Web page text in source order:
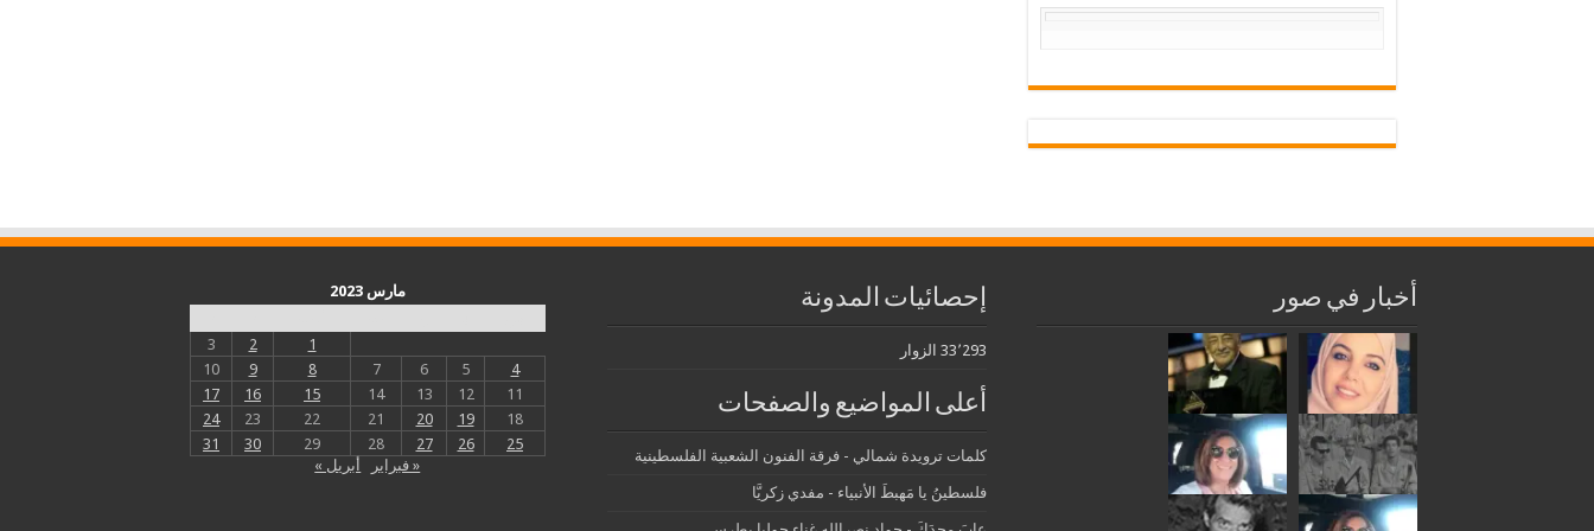
أخبار في صور إحصائيات المدونة
33٬293 الزوار
أعلى المواضيع والصفحات
كلمات ترويدة شمالي - فرقة الفنون الشعبية الفلسطينية
فلسطينُ يا مَهبطَ الأنبياء - مفدي زكريَّا
مارس 2023
1
2
3
4
5
6
7
8
9
10
11
12
13
14
15
16
17
18
19
20
21
22
23
24
25
26
27
28
29
30
31
« فبراير
أبريل »